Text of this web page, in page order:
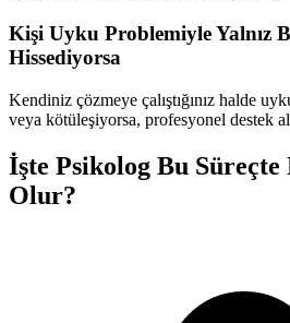
Kişi Uyku Problemiyle Yalnız
Hissediyorsa
Kendiniz çözmeye çalıştığınız halde
veya kötüleşiyorsa, profesyonel destek
İşte Psikolog Bu Süreçte
Olur?